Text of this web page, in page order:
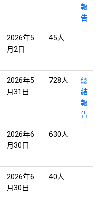
報
告
2026年5
月2日
45人
2026年5
月31日
728人
總
結
報
告
2026年6
月30日
630人
2026年6
月30日
40人